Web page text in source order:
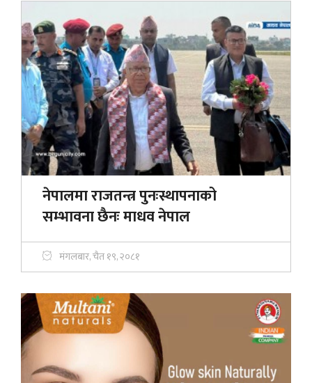
नेपालमा राजतन्त्र पुनःस्थापनाको
सम्भावना छैनः माधव नेपाल
मंगलबार, चैत १९, २०८१